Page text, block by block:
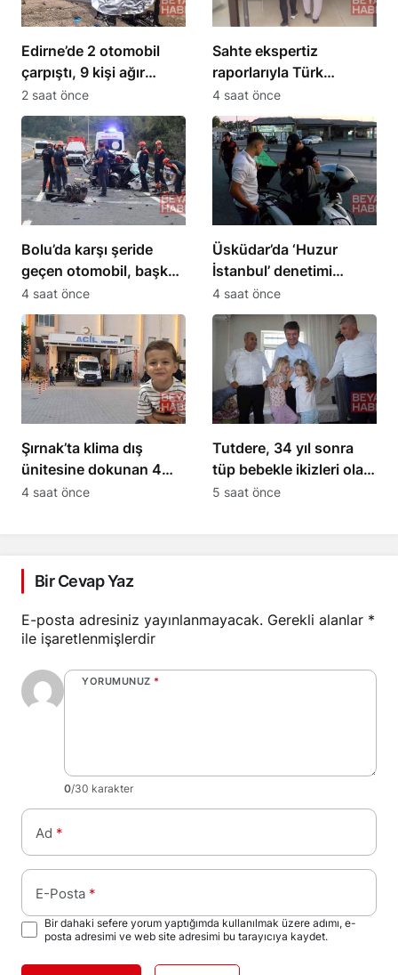
Edirne’de 2 otomobil
çarpıştı, 9 kişi ağır
yaralandı
2 saat önce
Sahte ekspertiz
raporlarıyla Türk
vatandaşlığı kazandıran
suç örgütüne
operasyon: 32
tutuklama
4 saat önce
Bolu’da karşı şeride
geçen otomobil, başka
bir araçla çarpıştı: 1 ölü,
2 ağır yaralı
4 saat önce
Üsküdar’da ‘Huzur
İstanbul’ denetimi
gerçekleştirildi
4 saat önce
Şırnak’ta klima dış
ünitesine dokunan 4
yaşındaki Miraç hayatını
4 saat önce
Tutdere, 34 yıl sonra
tüp bebekle ikizleri olan
aileyi ziyaret etti
5 saat önce
Bir Cevap Yaz
E-posta adresiniz yayınlanmayacak. Gerekli alanlar *
ile işaretlenmişlerdir
YORUMUNUZ *
0/30 karakter
Ad *
E-Posta *
Bir dahaki sefere yorum yaptığımda kullanılmak üzere adımı, e-
posta adresimi ve web site adresimi bu tarayıcıya kaydet.